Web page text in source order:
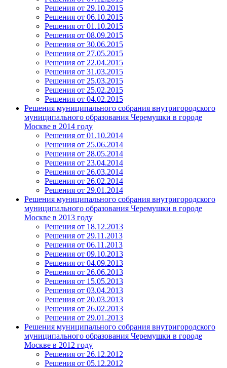
Решения от 29.10.2015
Решения от 06.10.2015
Решения от 01.10.2015
Решения от 08.09.2015
Решения от 30.06.2015
Решения от 27.05.2015
Решения от 22.04.2015
Решения от 31.03.2015
Решения от 25.03.2015
Решения от 25.02.2015
Решения от 04.02.2015
Решения муниципального собрания внутригородского
муниципального образования Черемушки в городе
Москве в 2014 году
Решения от 01.10.2014
Решения от 25.06.2014
Решения от 28.05.2014
Решения от 23.04.2014
Решения от 26.03.2014
Решения от 26.02.2014
Решения от 29.01.2014
Решения муниципального собрания внутригородского
муниципального образования Черемушки в городе
Москве в 2013 году
Решения от 18.12.2013
Решения от 29.11.2013
Решения от 06.11.2013
Решения от 09.10.2013
Решения от 04.09.2013
Решения от 26.06.2013
Решения от 15.05.2013
Решения от 03.04.2013
Решения от 20.03.2013
Решения от 26.02.2013
Решения от 29.01.2013
Решения муниципального собрания внутригородского
муниципального образования Черемушки в городе
Москве в 2012 году
Решения от 26.12.2012
Решения от 05.12.2012